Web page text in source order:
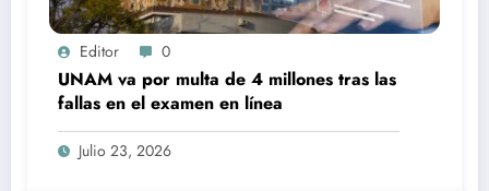
Editor 0
UNAM va por multa de 4 millones tras las
fallas en el examen en línea
Julio 23, 2026